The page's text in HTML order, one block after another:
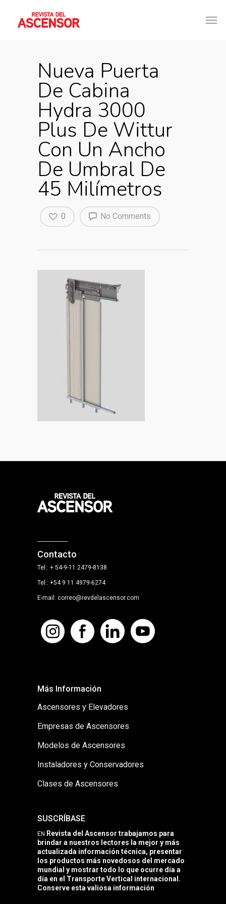
Nueva Puerta
De Cabina
Hydra 3000
Plus De Wittur
Con Un Ancho
De Umbral De
45 Milímetros
No Comments
0
Contacto
Tel.: + 54-9-11 2479-8138
Tel.: +54 9 11 4979-6274
E-mail: correo@revdelascensor.com
Más Información
Ascensores y Elevadores
Empresas de Ascensores
Modelos de Ascensores
Instaladores y Conservadores
Clases de Ascensores
SUSCRÍBASE
EN Revista del Ascensor trabajamos para
brindar a nuestros lectores la mejor y más
actualizada información técnica, presentar
los productos más novedosos del mercado
mundial y mostrar todo lo que ocurre día a
día en el Transporte Vertical internacional.
Conserve esta valiosa información